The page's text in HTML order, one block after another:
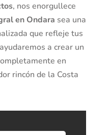
, nos enorgullece
en Ondara sea una
que refleje tus
a crear un
en
rincón de la Costa